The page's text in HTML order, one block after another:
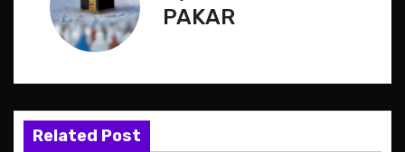
v
PAKAR
Related Post